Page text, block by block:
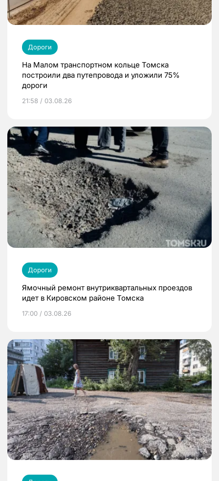
Дороги
На Малом транспортном кольце Томска
построили два путепровода и уложили 75%
дороги
21:58 / 03.08.26
Дороги
Ямочный ремонт внутриквартальных проездов
идет в Кировском районе Томска
17:00 / 03.08.26